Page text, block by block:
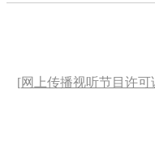
[网上传播视听节目许可